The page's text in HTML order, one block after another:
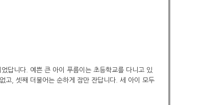
답니다. 예쁜 큰 아이 푸름이는 초등학교를 다니고 있
고, 셋째 더불어는 순하게 잠만 잔답니다. 세 아이 모두